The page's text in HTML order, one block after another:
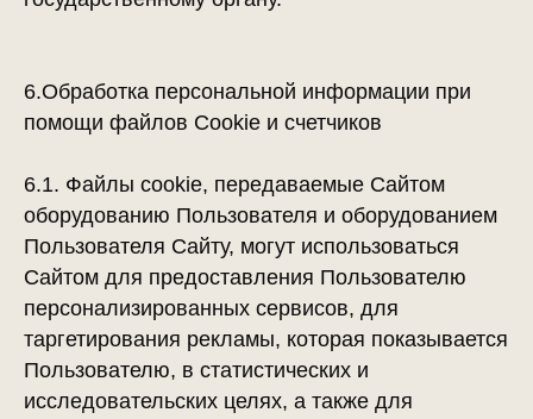
6.Обработка персональной информации при
помощи файлов Cookie и счетчиков
6.1. Файлы cookie, передаваемые Сайтом
оборудованию Пользователя и оборудованием
Пользователя Сайту, могут использоваться
Сайтом для предоставления Пользователю
персонализированных сервисов, для
таргетирования рекламы, которая показывается
Пользователю, в статистических и
исследовательских целях, а также для